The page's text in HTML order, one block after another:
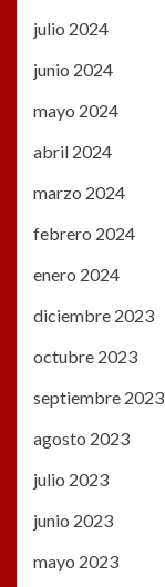
julio 2024
junio 2024
mayo 2024
abril 2024
marzo 2024
febrero 2024
enero 2024
diciembre 2023
octubre 2023
septiembre 2023
agosto 2023
julio 2023
junio 2023
mayo 2023